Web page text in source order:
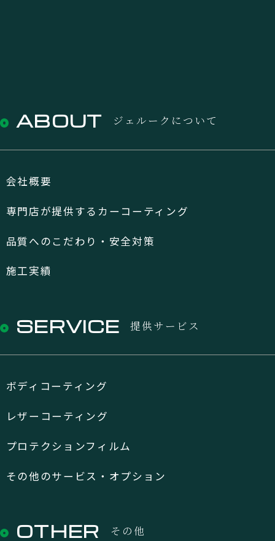
ABOUT ジェルークについて
会社概要
専門店が提供するカーコーティング
品質へのこだわり・安全対策
施工実績
SERVICE 提供サービス
ボディコーティング
レザーコーティング
プロテクションフィルム
その他のサービス・オプション
OTHER その他